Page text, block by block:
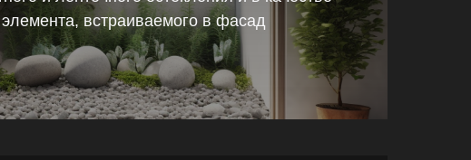
элемента, встраиваемого в фасад
Подробнее